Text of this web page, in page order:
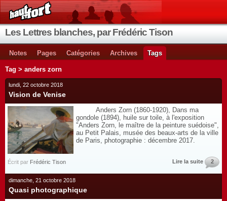
Les Lettres blanches, par Frédéric Tison
Notes Pages Catégories Archives Tags
Tag > anders zorn
lundi, 22 octobre 2018
Vision de Venise
Anders Zorn (1860-1920), Dans ma
gondole (1894), huile sur toile, à l'exposition
"Anders Zorn, le maître de la peinture suédoise",
au Petit Palais, musée des beaux-arts de la ville
de Paris, photographie : décembre 2017.
Écrit par Frédéric Tison Lire la suite 2
dimanche, 21 octobre 2018
Quasi photographique